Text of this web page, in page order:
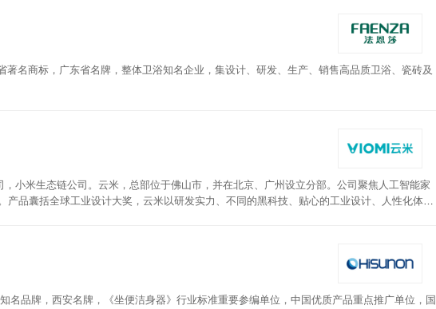
名商标，广东省名牌，整体卫浴知名企业，集设计、研发、生产、销售高品质卫浴、瓷砖及
小米生态链公司。云米，总部位于佛山市，并在北京、广州设立分部。公司聚焦人工智能家
产品囊括全球工业设计大奖，云米以研发实力、不同的黑科技、贴心的工业设计、人性化体验
名品牌，西安名牌，《坐便洁身器》行业标准重要参编单位，中国优质产品重点推广单位，国